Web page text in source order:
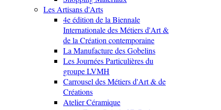
Les Artisans d'Arts
4e édition de la Biennale
Internationale des Métiers d'Art &
de la Création contemporaine
La Manufacture des Gobelins
Les Journées Particulières du
groupe LVMH
Carrousel des Métiers d'Art & de
Créations
Atelier Céramique